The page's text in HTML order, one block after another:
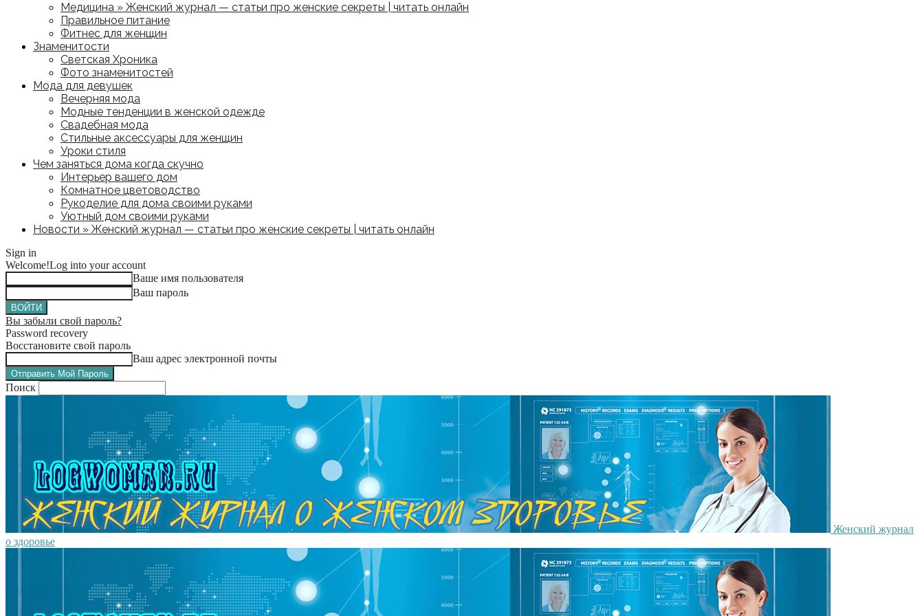
Медицина » Женский журнал — статьи про женские секреты | читать онлайн
Правильное питание
Фитнес для женщин
Знаменитости
Светская Хроника
Фото знаменитостей
Мода для девушек
Вечерняя мода
Модные тенденции в женской одежде
Свадебная мода
Стильные аксессуары для женщин
Уроки стиля
Чем заняться дома когда скучно
Интерьер вашего дом
Комнатное цветоводство
Рукоделие для дома своими руками
Уютный дом своими руками
Новости » Женский журнал — статьи про женские секреты | читать онлайн
Sign in
Welcome!Log into your account
Ваше имя пользователя
Ваш пароль
Вы забыли свой пароль?
Password recovery
Восстановите свой пароль
Ваш адрес электронной почты
Поиск
Женский журнал
о здоровье